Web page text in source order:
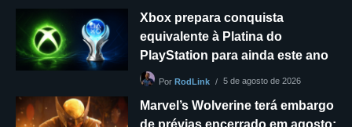
Xbox prepara conquista
equivalente à Platina do
PlayStation para ainda este ano
Por RodLink 5 de agosto de 2026
Marvel’s Wolverine terá embargo
de prévias encerrado em agosto;